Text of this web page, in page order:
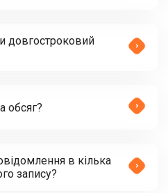
довгостроковий
обсяг?
в кілька
запису?